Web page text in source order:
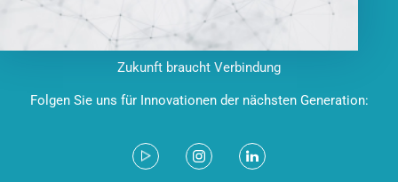
Zukunft braucht Verbindung
Folgen Sie uns für Innovationen der nächsten Generation: